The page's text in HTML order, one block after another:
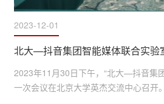
2023-12-01
北大—抖音集团智能媒体联合实验
2023年11月30日下午，“北大—抖音集
一次会议在北京大学英杰交流中心召开